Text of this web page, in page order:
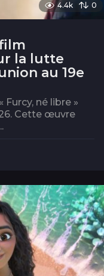
4.4k 0
la lutte
au 19e
Furcy, né libre »
Cette œuvre